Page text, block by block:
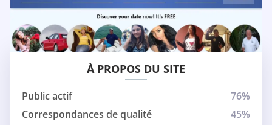
À PROPOS DU SITE
Public actif
76%
Correspondances de qualité
45%